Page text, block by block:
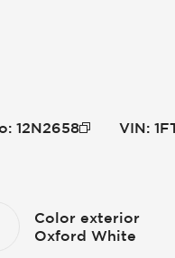
: 12N2658 VIN:
Color exterior
Oxford White